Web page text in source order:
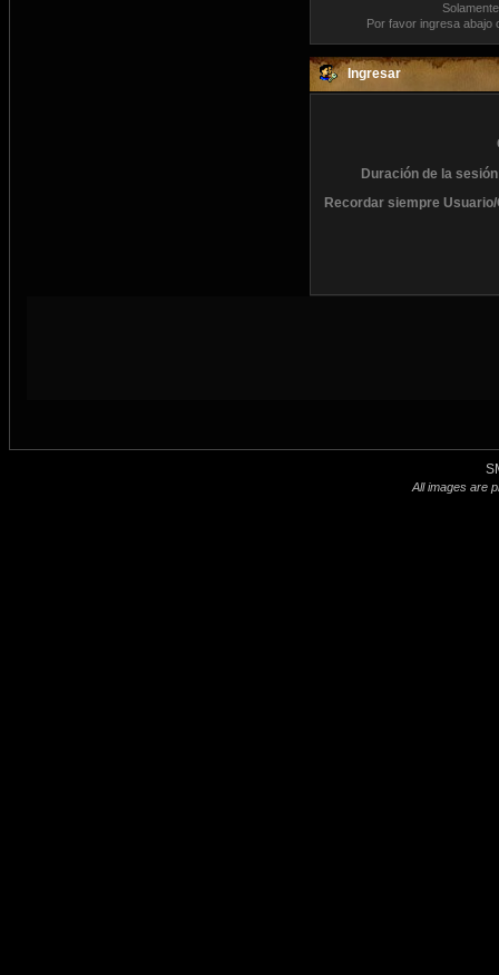
Por favor ingresa abajo
Ingresar
Duración de la
Recordar siempre
All images are